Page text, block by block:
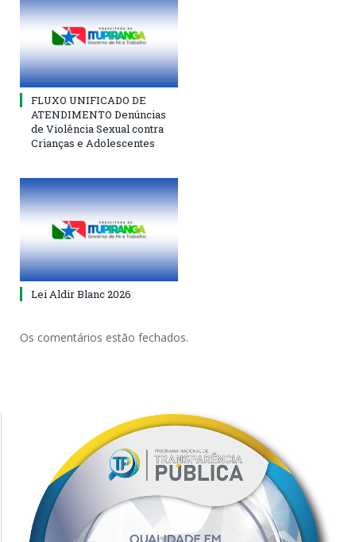
FLUXO UNIFICADO DE
ATENDIMENTO Denúncias
de Violência Sexual contra
Crianças e Adolescentes
Lei Aldir Blanc 2026
Os comentários estão fechados.